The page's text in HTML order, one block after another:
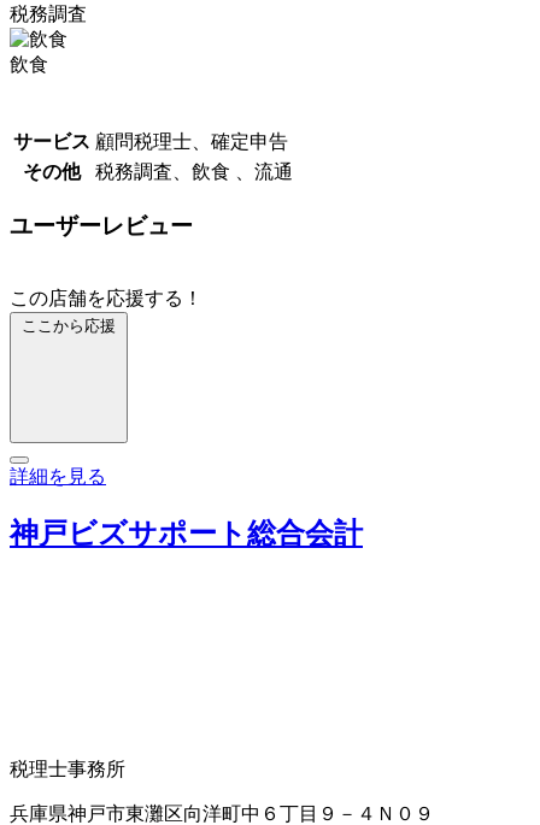
税務調査
飲食
サービス 顧問税理士、確定申告
その他
税務調査、飲食 、流通
ユーザーレビュー
この店舗を応援する！
ここから応援
詳細を見る
神戸ビズサポート総合会計
税理士事務所
兵庫県神戸市東灘区向洋町中６丁目９－４Ｎ０９